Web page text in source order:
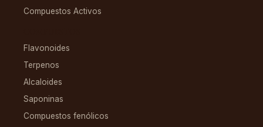
Compuestos Activos
Flavonoides
Terpenos
Alcaloides
Saponinas
Compuestos fenólicos